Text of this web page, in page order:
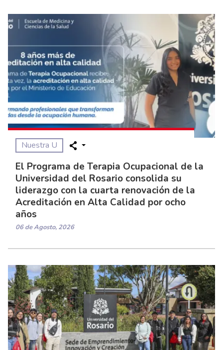
Nuestra U
El Programa de Terapia Ocupacional de la
Universidad del Rosario consolida su
liderazgo con la cuarta renovación de la
Acreditación en Alta Calidad por ocho
años
06 de Agosto, 2026